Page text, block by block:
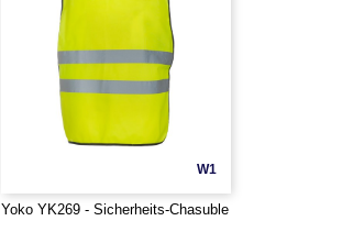
W1
Yoko YK269 - Sicherheits-Chasuble